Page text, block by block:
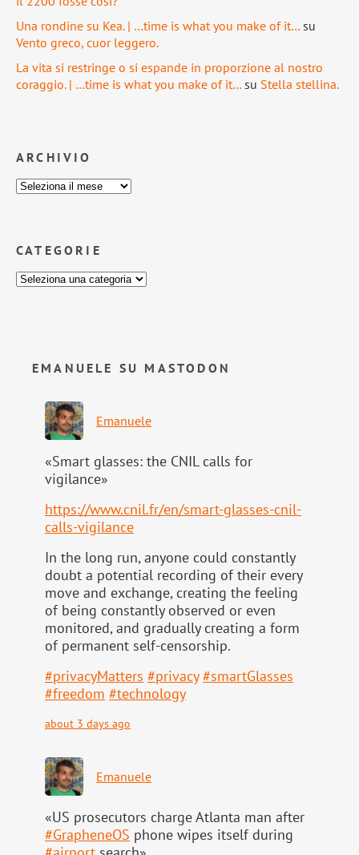
Una rondine su Kea. | …time is what you make of it… su
Vento greco, cuor leggero.
La vita si restringe o si espande in proporzione al nostro
coraggio. | …time is what you make of it… su Stella stellina.
ARCHIVIO
CATEGORIE
EMANUELE SU MASTODON
Emanuele
«Smart glasses: the CNIL calls for
vigilance»
https://www.cnil.fr/en/smart-glasses-cnil-
calls-vigilance
In the long run, anyone could constantly
doubt a potential recording of their every
move and exchange, creating the feeling
of being constantly observed or even
monitored, and gradually creating a form
of permanent self-censorship.
#privacyMatters #privacy #smartGlasses
#freedom #technology
about 3 days ago
Emanuele
«US prosecutors charge Atlanta man after
#GrapheneOS phone wipes itself during